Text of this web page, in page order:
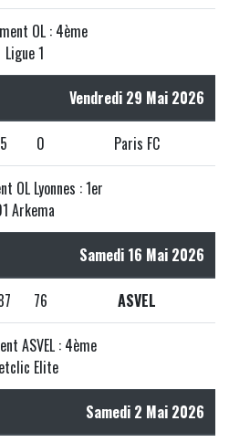
OL : 4ème
Ligue 1
Vendredi 29 Mai 2026
5 0 Paris FC
OL Lyonnes : 1er
Arkema
Samedi 16 Mai 2026
76 ASVEL
ASVEL : 4ème
Elite
Samedi 2 Mai 2026